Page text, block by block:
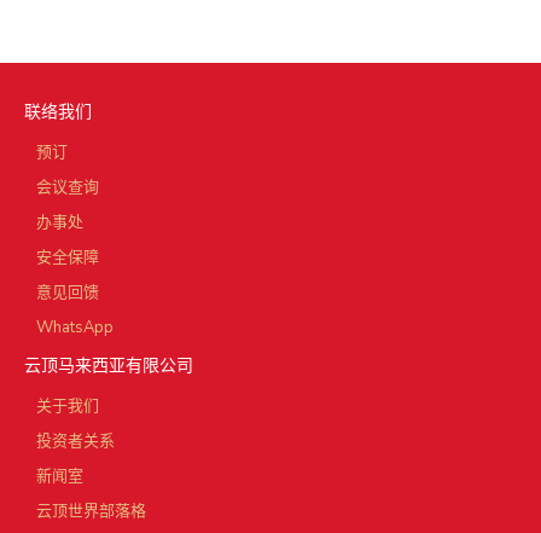
联络我们
预订
会议查询
办事处
安全保障
意见回馈
WhatsApp
云顶马来西亚有限公司
关于我们
投资者关系
新闻室
云顶世界部落格